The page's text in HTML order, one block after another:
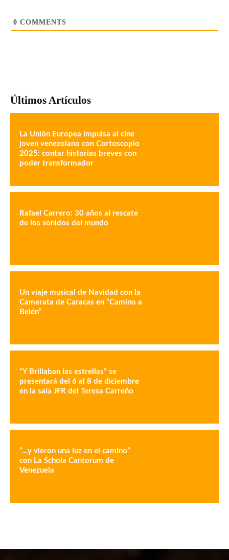
0 COMMENTS
Últimos Artículos
La Unión Europea impulsa al cine
joven venezolano con Cortoscopio
2025: contar historias breves con
poder transformador
Rafael Carrero: 30 años al rescate
de los sonidos del mundo
Un viaje musical de Navidad con la
Camerata de Caracas en “Camino a
Belén”
“Y Brillaban las estrellas” se
presentará del 6 al 8 de diciembre
en la sala JFR del Teresa Carreño
“…y vieron una luz en el camino”
con La Schola Cantorum de
Venezuela